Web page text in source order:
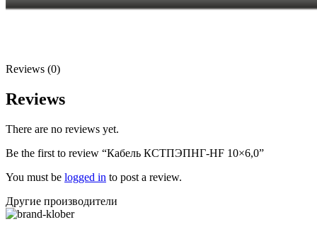
Reviews (0)
Reviews
There are no reviews yet.
Be the first to review “Кабель КСТПЭПНГ-HF 10×6,0”
You must be logged in to post a review.
Другие производители